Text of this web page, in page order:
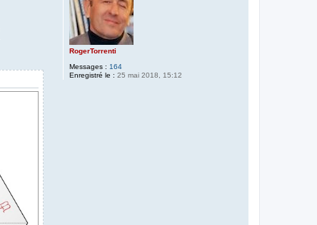
RogerTorrenti
Messages : 164
Enregistré le : 25 mai 2018, 15:12